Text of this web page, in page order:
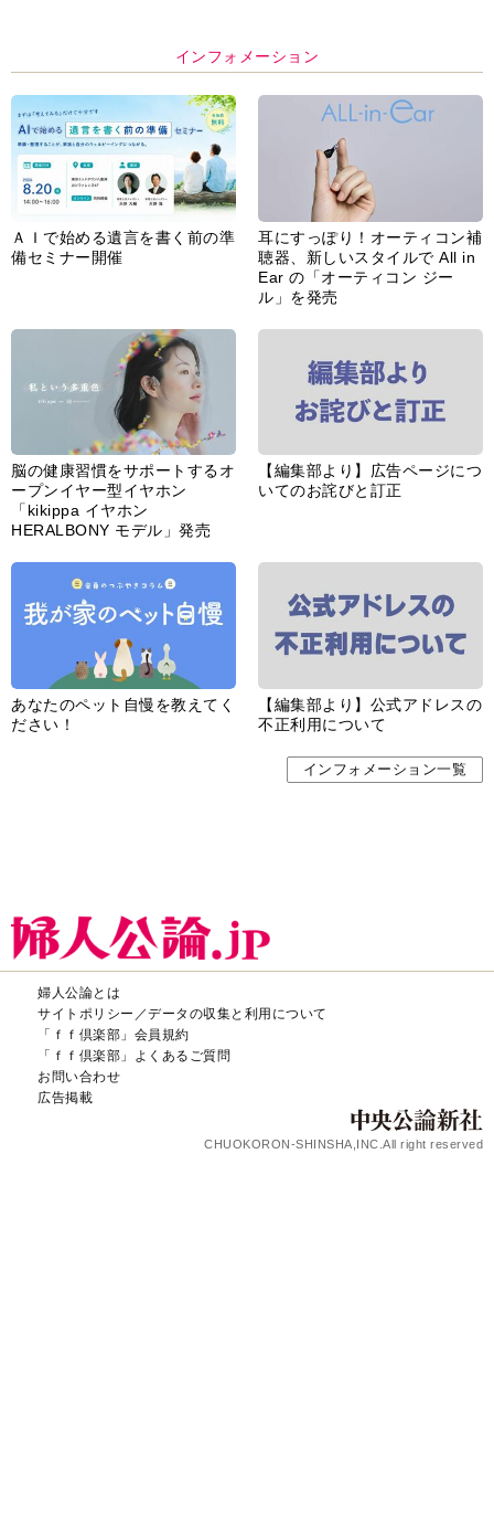
インフォメーション
ＡＩで始める遺言を書く前の準
備セミナー開催
耳にすっぽり！オーティコン補
聴器、新しいスタイルで All in
Ear の「オーティコン ジー
ル」を発売
脳の健康習慣をサポートするオ
ープンイヤー型イヤホン
「kikippa イヤホン
HERALBONY モデル」発売
【編集部より】広告ページにつ
いてのお詫びと訂正
あなたのペット自慢を教えてく
ださい！
【編集部より】公式アドレスの
不正利用について
インフォメーション一覧
婦人公論とは
サイトポリシー／データの収集と利用について
「ｆｆ倶楽部」会員規約
「ｆｆ倶楽部」よくあるご質問
お問い合わせ
広告掲載
CHUOKORON-SHINSHA,INC.All right reserved